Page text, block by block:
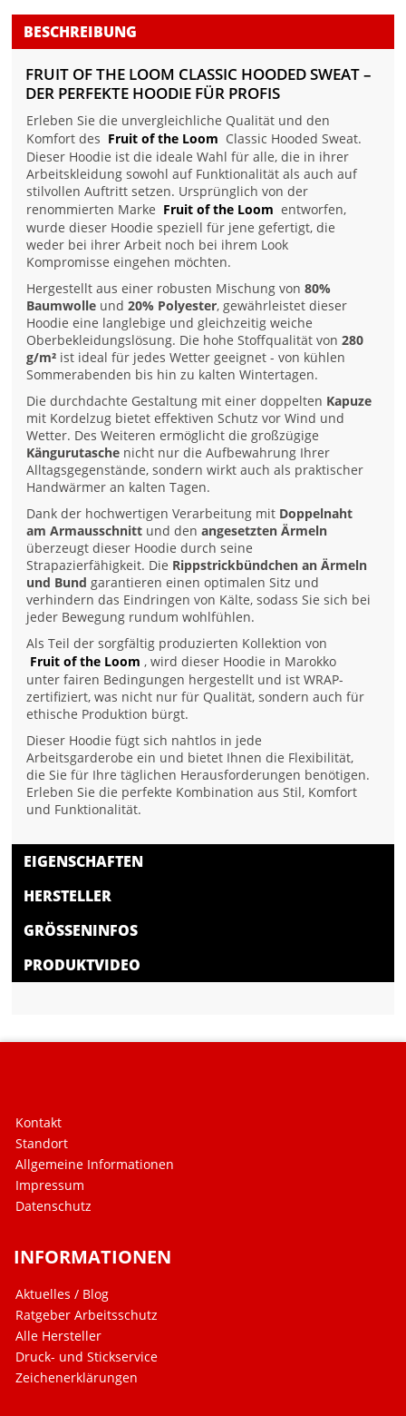
BESCHREIBUNG
FRUIT OF THE LOOM CLASSIC HOODED SWEAT –
DER PERFEKTE HOODIE FÜR PROFIS
Erleben Sie die unvergleichliche Qualität und den
Komfort des Fruit of the Loom Classic Hooded Sweat.
Dieser Hoodie ist die ideale Wahl für alle, die in ihrer
Arbeitskleidung sowohl auf Funktionalität als auch auf
stilvollen Auftritt setzen. Ursprünglich von der
renommierten Marke Fruit of the Loom entworfen,
wurde dieser Hoodie speziell für jene gefertigt, die
weder bei ihrer Arbeit noch bei ihrem Look
Kompromisse eingehen möchten.
Hergestellt aus einer robusten Mischung von80%
Baumwolle und20% Polyester, gewährleistet dieser
Hoodie eine langlebige und gleichzeitig weiche
Oberbekleidungslösung. Die hohe Stoffqualität von280
g/m² ist ideal für jedes Wetter geeignet - von kühlen
Sommerabenden bis hin zu kalten Wintertagen.
Die durchdachte Gestaltung mit einer doppelten Kapuze
mit Kordelzug bietet effektiven Schutz vor Wind und
Wetter. Des Weiteren ermöglicht die großzügige
Kängurutasche nicht nur die Aufbewahrung Ihrer
Alltagsgegenstände, sondern wirkt auch als praktischer
Handwärmer an kalten Tagen.
Dank der hochwertigen Verarbeitung mit Doppelnaht
am Armausschnitt und denangesetzten Ärmeln
überzeugt dieser Hoodie durch seine
Strapazierfähigkeit. Die Rippstrickbündchen an Ärmeln
und Bund garantieren einen optimalen Sitz und
verhindern das Eindringen von Kälte, sodass Sie sich bei
jeder Bewegung rundum wohlfühlen.
Als Teil der sorgfältig produzierten Kollektion von
Fruit of the Loom , wird dieser Hoodie in Marokko
unter fairen Bedingungen hergestellt und ist WRAP-
zertifiziert, was nicht nur für Qualität, sondern auch für
ethische Produktion bürgt.
Dieser Hoodie fügt sich nahtlos in jede
Arbeitsgarderobe ein und bietet Ihnen die Flexibilität,
die Sie für Ihre täglichen Herausforderungen benötigen.
Erleben Sie die perfekte Kombination aus Stil, Komfort
und Funktionalität.
EIGENSCHAFTEN
HERSTELLER
GRÖSSENINFOS
PRODUKTVIDEO
Kontakt
Standort
Allgemeine Informationen
Impressum
Datenschutz
INFORMATIONEN
Aktuelles / Blog
Ratgeber Arbeitsschutz
Alle Hersteller
Druck- und Stickservice
Zeichenerklärungen